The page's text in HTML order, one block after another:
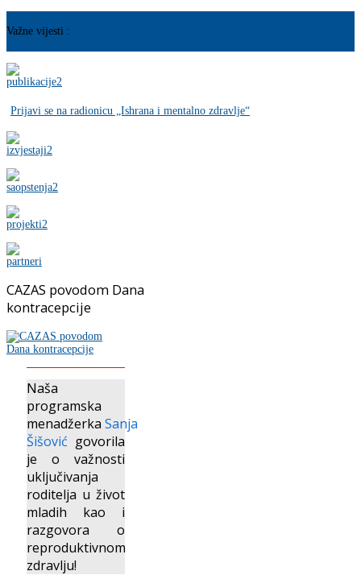
Važne vijesti :
Prijavi se na radionicu „Ishrana i mentalno zdravlje“
CAZAS povodom Dana
kontracepcije
Naša
programska
menadžerka Sanja
Šišović govorila
je o važnosti
uključivanja
roditelja u život
mladih kao i
razgovora o
reproduktivnom
zdravlju!